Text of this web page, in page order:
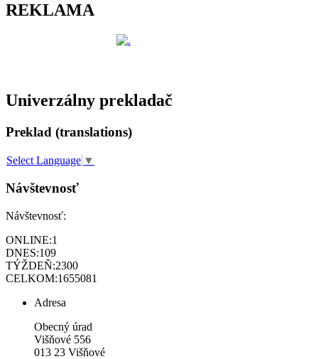
REKLAMA
Univerzálny prekladač
Preklad (translations)
Select Language ▼
Návštevnosť
Návštevnosť:
ONLINE:1
DNES:109
TÝŽDEŇ:2300
CELKOM:1655081
Adresa
Obecný úrad
Višňové 556
013 23 Višňové